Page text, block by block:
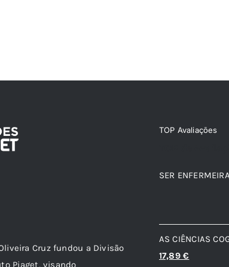
Cruz fundou a Divisão
Piaget, visando
TOP Avaliações
SER ENFERMEIRA
AS CIÊNCIAS
O
17,89€